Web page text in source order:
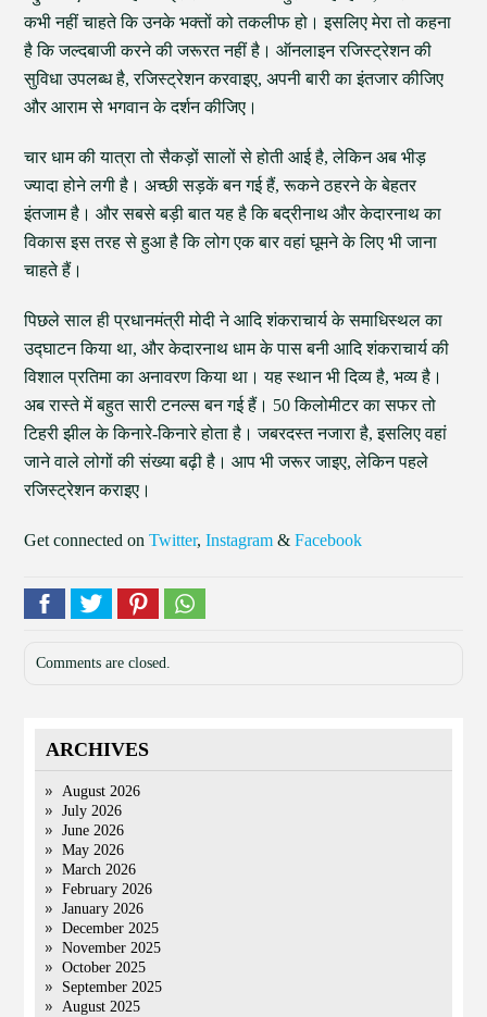
कभी नहीं चाहते कि उनके भक्तों को तकलीफ हो। इसलिए मेरा तो कहना
है कि जल्दबाजी करने की जरूरत नहीं है। ऑनलाइन रजिस्ट्रेशन की
सुविधा उपलब्ध है, रजिस्ट्रेशन करवाइए, अपनी बारी का इंतजार कीजिए
और आराम से भगवान के दर्शन कीजिए।
चार धाम की यात्रा तो सैकड़ों सालों से होती आई है, लेकिन अब भीड़
ज्यादा होने लगी है। अच्छी सड़कें बन गई हैं, रूकने ठहरने के बेहतर
इंतजाम है। और सबसे बड़ी बात यह है कि बद्रीनाथ और केदारनाथ का
विकास इस तरह से हुआ है कि लोग एक बार वहां घूमने के लिए भी जाना
चाहते हैं।
पिछले साल ही प्रधानमंत्री मोदी ने आदि शंकराचार्य के समाधिस्थल का
उद्घाटन किया था, और केदारनाथ धाम के पास बनी आदि शंकराचार्य की
विशाल प्रतिमा का अनावरण किया था। यह स्थान भी दिव्य है, भव्य है।
अब रास्ते में बहुत सारी टनल्स बन गई हैं। 50 किलोमीटर का सफर तो
टिहरी झील के किनारे-किनारे होता है। जबरदस्त नजारा है, इसलिए वहां
जाने वाले लोगों की संख्या बढ़ी है। आप भी जरूर जाइए, लेकिन पहले
रजिस्ट्रेशन कराइए।
Get connected onTwitter,Instagram &Facebook
Comments are closed.
ARCHIVES
August 2026
July 2026
June 2026
May 2026
March 2026
February 2026
January 2026
December 2025
November 2025
October 2025
September 2025
August 2025